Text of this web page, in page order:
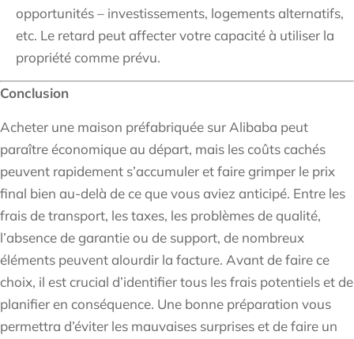
opportunités – investissements, logements alternatifs,
etc. Le retard peut affecter votre capacité à utiliser la
propriété comme prévu.
Conclusion
Acheter une maison préfabriquée sur Alibaba peut
paraître économique au départ, mais les coûts cachés
peuvent rapidement s’accumuler et faire grimper le prix
final bien au-delà de ce que vous aviez anticipé. Entre les
frais de transport, les taxes, les problèmes de qualité,
l’absence de garantie ou de support, de nombreux
éléments peuvent alourdir la facture. Avant de faire ce
choix, il est crucial d’identifier tous les frais potentiels et de
planifier en conséquence. Une bonne préparation vous
permettra d’éviter les mauvaises surprises et de faire un